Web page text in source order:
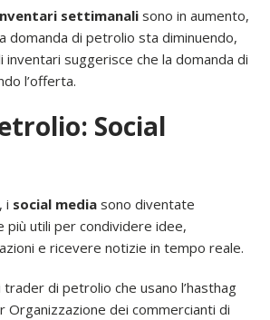
settimanalisono in aumento,
domanda di petrolio sta diminuendo,
inventari suggerisce che la domanda di
l’offerta.
Social
i social media sono diventate
utili per condividere idee,
e ricevere notizie in tempo reale.
di petrolio che usano l’hasthag
Organizzazione dei commercianti di